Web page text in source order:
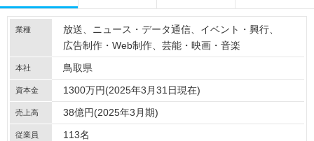
業種 放送 ニュース・データ通信
イベント・興行
広告制作・Web制作
芸能・映画・音楽
本社 鳥取県
資本金 1300万円(2025年3月31日現在)
売上高 38億円(2025年3月期)
従業員 113名